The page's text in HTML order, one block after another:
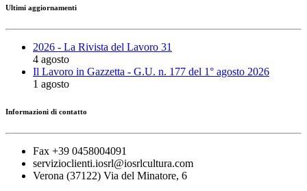
Ultimi aggiornamenti
2026 - La Rivista del Lavoro 31
4 agosto
Il Lavoro in Gazzetta - G.U. n. 177 del 1° agosto 2026
1 agosto
Informazioni di contatto
Fax +39 0458004091
servizioclienti.iosrl@iosrlcultura.com
Verona (37122) Via del Minatore, 6